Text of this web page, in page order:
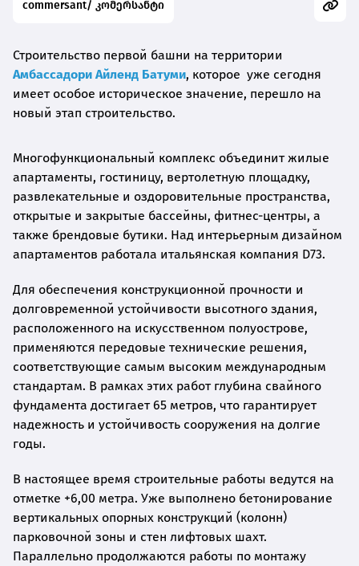
commersant/ კომერსანტი
Строительство первой башни на территории
Амбассадори Айленд Батуми, которое уже сегодня
имеет особое историческое значение, перешло на
новый этап строительство.
Многофункциональный комплекс объединит жилые
апартаменты, гостиницу, вертолетную площадку,
развлекательные и оздоровительные пространства,
открытые и закрытые бассейны, фитнес-центры, а
также брендовые бутики. Над интерьерным дизайном
апартаментов работала итальянская компания D73.
Для обеспечения конструкционной прочности и
долговременной устойчивости высотного здания,
расположенного на искусственном полуострове,
применяются передовые технические решения,
соответствующие самым высоким международным
стандартам. В рамках этих работ глубина свайного
фундамента достигает 65 метров, что гарантирует
надежность и устойчивость сооружения на долгие
годы.
В настоящее время строительные работы ведутся на
отметке +6,00 метра. Уже выполнено бетонирование
вертикальных опорных конструкций (колонн)
парковочной зоны и стен лифтовых шахт.
Параллельно продолжаются работы по монтажу